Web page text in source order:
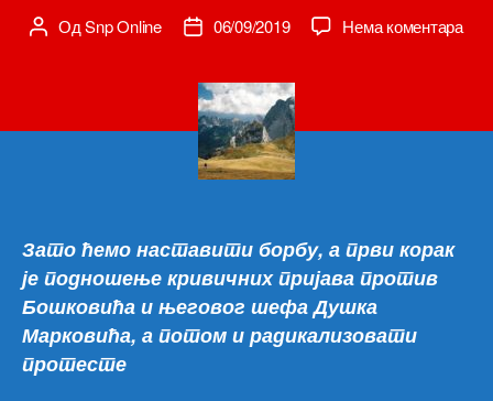
Аутор
ОдSnp Online
Датум06/09/2019 Нема коментарана
Зато ћемо наставити борбу, а први корак
је подношење кривичних пријава против
Бошковића и његовог шефа Душка
Марковића, а потом и радикализовати
протесте